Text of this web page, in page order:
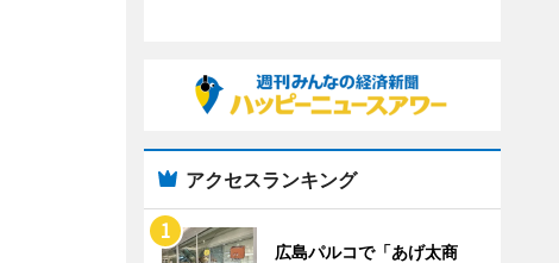
アクセスランキング
広島パルコで「あげ太商